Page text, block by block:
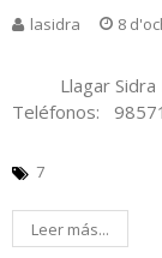
lasidra 8
Llagar Sidra
Teléfonos:
7
Leer más...